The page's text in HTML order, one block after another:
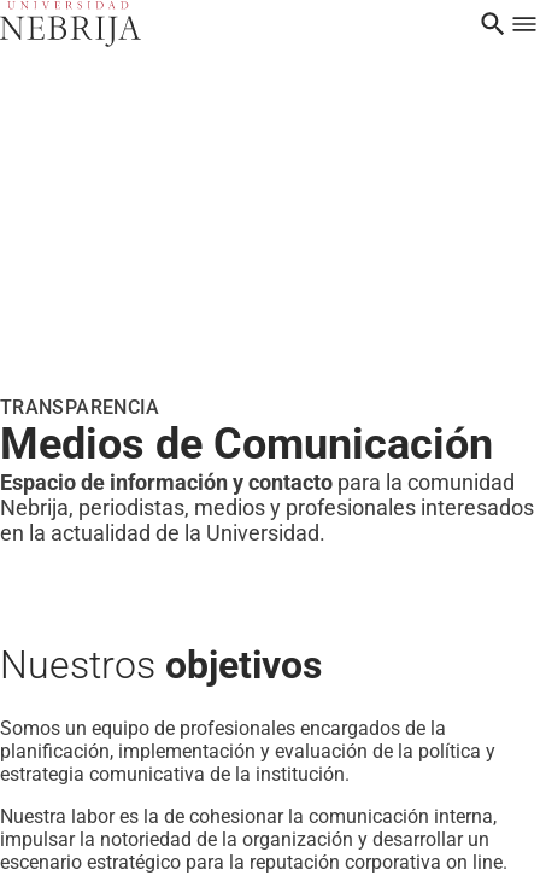
TRANSPARENCIA
Medios de Comunicación
Espacio de información y contacto para la comunidad
Nebrija, periodistas, medios y profesionales interesados
en la actualidad de la Universidad.
Nuestros objetivos
Somos un equipo de profesionales encargados de la
planificación, implementación y evaluación de la política y
estrategia comunicativa de la institución.
Nuestra labor es la de cohesionar la comunicación interna,
impulsar la notoriedad de la organización y desarrollar un
escenario estratégico para la reputación corporativa on line.